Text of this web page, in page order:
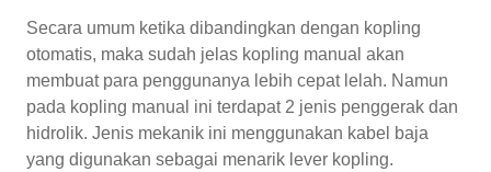
Secara umum ketika dibandingkan dengan kopling
otomatis, maka sudah jelas kopling manual akan
membuat para penggunanya lebih cepat lelah. Namun
pada kopling manual ini terdapat 2 jenis penggerak dan
hidrolik. Jenis mekanik ini menggunakan kabel baja
yang digunakan sebagai menarik lever kopling.